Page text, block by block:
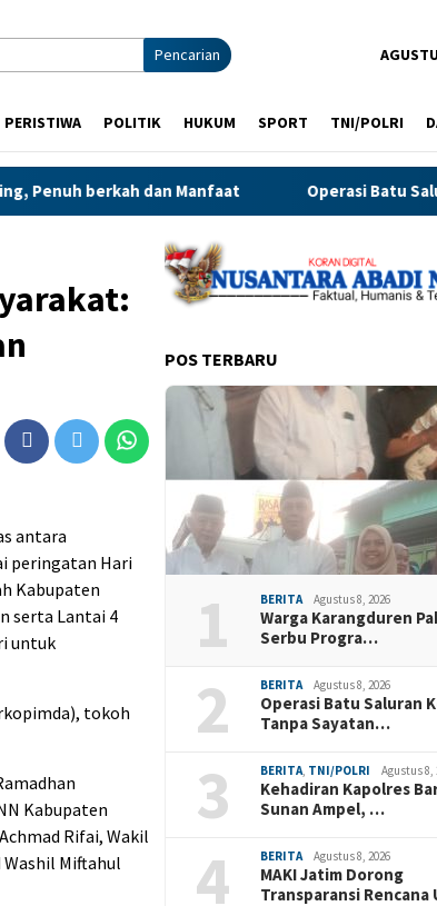
Pencarian
PERISTIWA POLITIK HUKUM SPORT TNI/POLRI
dan Manfaat Operasi Batu Saluran Kemih
antara
peringatan Hari
Kabupaten
serta Lantai 4
untuk
tokoh
Kabupaten
Rifai, Wakil
Washil Miftahul
POS TERBARU
1 BERITA Agustus 8, 2026
Warga Karangduren
Serbu Progra…
2 BERITA Agustus 8, 2026
Operasi Batu Saluran
Tanpa Sayatan…
3 BERITA, TNI/POLRI Agustus 8,
Kehadiran Kapolres
Sunan Ampel, …
4 BERITA Agustus 8, 2026
MAKI Jatim Dorong
Transparansi Rencana